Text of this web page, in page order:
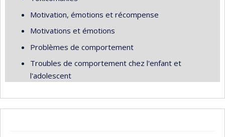
Motivation, émotions et récompense
Motivations et émotions
Problèmes de comportement
Troubles de comportement chez l'enfant et
l'adolescent